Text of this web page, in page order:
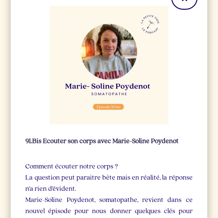
91.Bis Ecouter son corps avec Marie-Soline Poydenot
Comment écouter notre corps ?
La question peut paraitre bête mais en réalité, la réponse
n’a rien d’évident.
Marie-Soline Poydenot, somatopathe, revient dans ce
nouvel épisode pour nous donner quelques clés pour